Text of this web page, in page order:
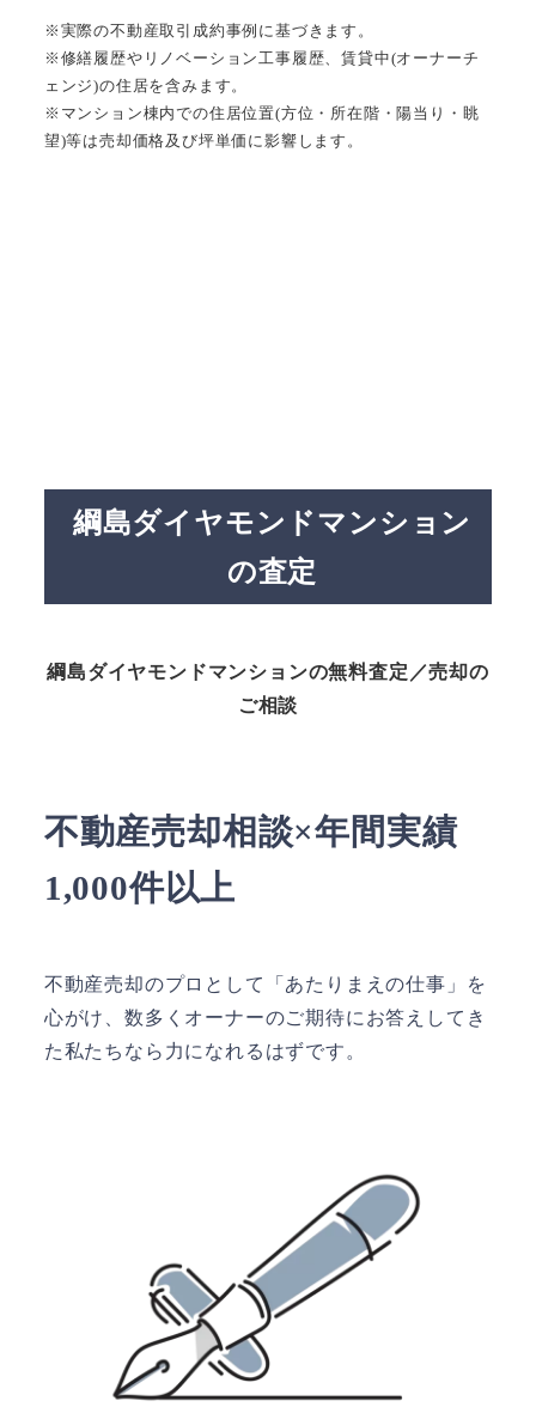
※実際の不動産取引成約事例に基づきます。
※修繕履歴やリノベーション工事履歴、賃貸中(オーナーチ
ェンジ)の住居を含みます。
※マンション棟内での住居位置(方位・所在階・陽当り・眺
望)等は売却価格及び坪単価に影響します。
綱島ダイヤモンドマンション
の査定
綱島ダイヤモンドマンションの無料査定／売却の
ご相談
不動産売却相談×年間実績
1,000件以上
不動産売却のプロとして「あたりまえの仕事」を
心がけ、数多くオーナーのご期待にお答えしてき
た私たちなら力になれるはずです。